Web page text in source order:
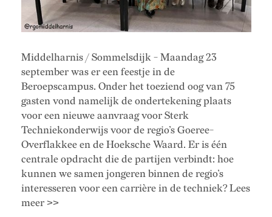
Middelharnis / Sommelsdijk - Maandag 23
september was er een feestje in de
Beroepscampus. Onder het toeziend oog van 75
gasten vond namelijk de ondertekening plaats
voor een nieuwe aanvraag voor Sterk
Techniekonderwijs voor de regio’s Goeree-
Overflakkee en de Hoeksche Waard. Er is één
centrale opdracht die de partijen verbindt: hoe
kunnen we samen jongeren binnen de regio’s
interesseren voor een carrière in de techniek? Lees
meer >>